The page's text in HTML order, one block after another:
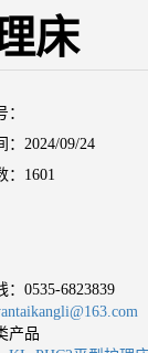
床
：
：2024/09/24
：1601
：0535-6823839
产品